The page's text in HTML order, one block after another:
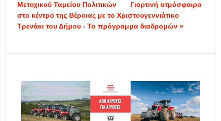
Μετοχικού Ταμείου Πολιτικών
Γιορτινή ατμόσφαιρα
στο κέντρο της Βέροιας με το Χριστουγεννιάτικο
Τρενάκι του Δήμου - Το πρόγραμμα διαδρομών »